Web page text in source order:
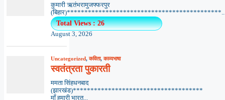
कुमारी ऋतंभरामुजफ्फरपुर
Total Views : 26
August 3, 2026
Uncategorized,कविता,काव्यभाषा
स्वतंत्रता पुकारती
ममता सिंहधनबाद
(झारखंड)*************************************
माँ हमारी भारत...